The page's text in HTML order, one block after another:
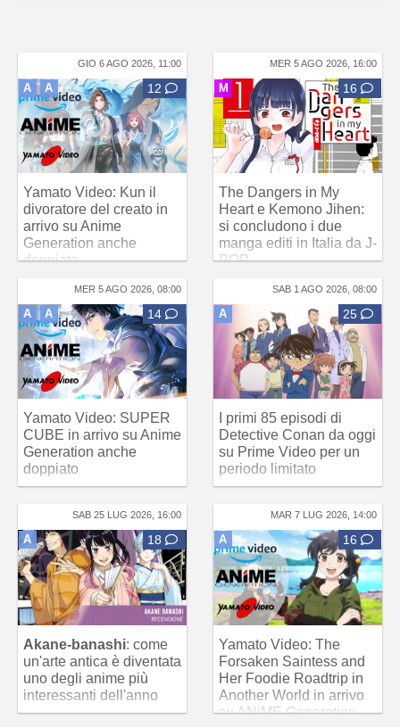
GIO 6 AGO 2026, 11:00
A A 12
Yamato Video: Kun il
divoratore del creato in
arrivo su Anime
Generation anche
doppiato
MER 5 AGO 2026, 16:00
M 16
The Dangers in My
Heart e Kemono Jihen:
si concludono i due
manga editi in Italia da J-
POP
MER 5 AGO 2026, 08:00
A A 14
Yamato Video: SUPER
CUBE in arrivo su Anime
Generation anche
doppiato
SAB 1 AGO 2026, 08:00
A 25
I primi 85 episodi di
Detective Conan da oggi
su Prime Video per un
periodo limitato
SAB 25 LUG 2026, 16:00
A 18
Akane-banashi: come
un'arte antica è diventata
uno degli anime più
interessanti dell'anno
MAR 7 LUG 2026, 14:00
A 16
Yamato Video: The
Forsaken Saintess and
Her Foodie Roadtrip in
Another World in arrivo
su ANiME Generation